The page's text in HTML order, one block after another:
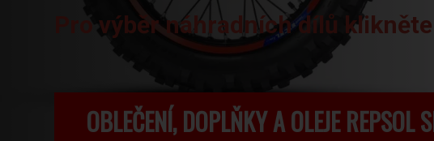
Pro výběr náhradních dílů
OBLEČENÍ, DOPLŇKY A OLEJE REPSOL